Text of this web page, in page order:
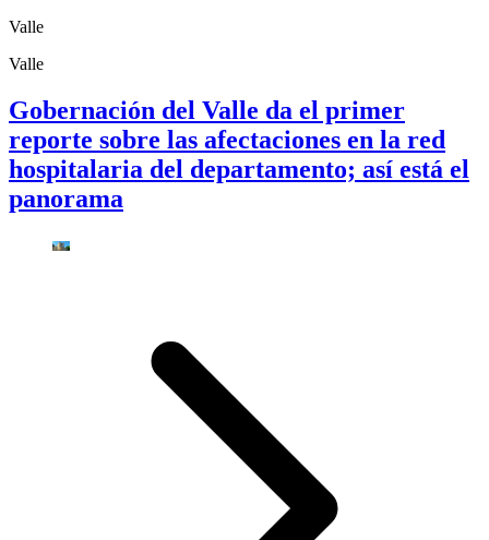
Valle
Valle
Gobernación del Valle da el primer
reporte sobre las afectaciones en la red
hospitalaria del departamento; así está el
panorama